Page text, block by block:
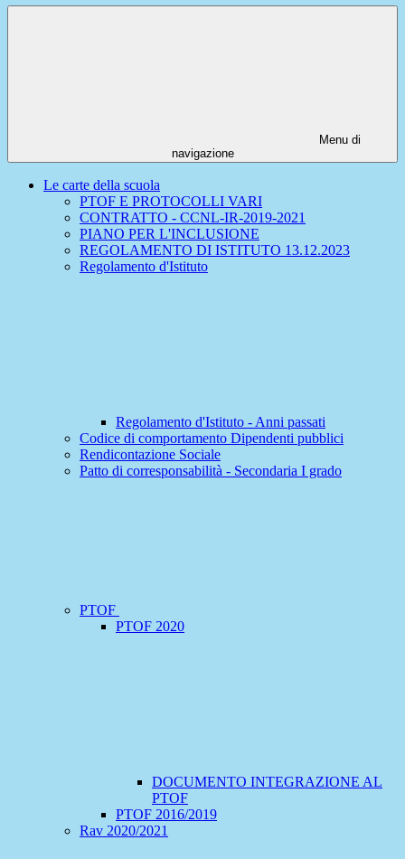
Menu di
navigazione
Le carte della scuola
PTOF E PROTOCOLLI VARI
CONTRATTO - CCNL-IR-2019-2021
PIANO PER L'INCLUSIONE
REGOLAMENTO DI ISTITUTO 13.12.2023
Regolamento d'Istituto
Regolamento d'Istituto - Anni passati
Codice di comportamento Dipendenti pubblici
Rendicontazione Sociale
Patto di corresponsabilità - Secondaria I grado
PTOF
PTOF 2020
DOCUMENTO INTEGRAZIONE AL
PTOF
PTOF 2016/2019
Rav 2020/2021